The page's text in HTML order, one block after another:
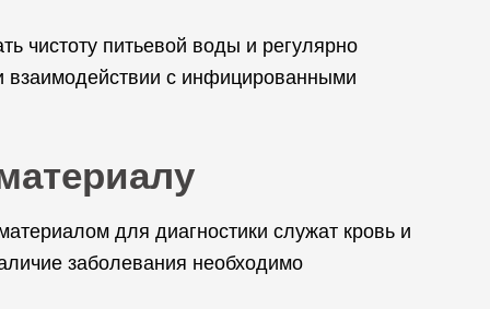
чистоту питьевой воды и регулярно
взаимодействии с инфицированными
для диагностики служат кровь и
заболевания необходимо